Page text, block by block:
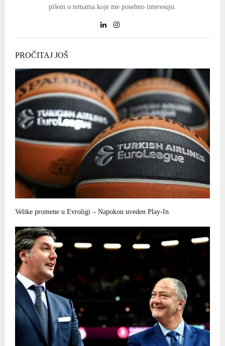
pišem o temama koje me posebno interesuju.
PROČITAJ JOŠ
Velike promene u Evroligi – Napokon uveden Play-In